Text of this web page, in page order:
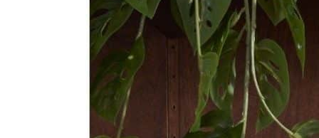
Handla nu